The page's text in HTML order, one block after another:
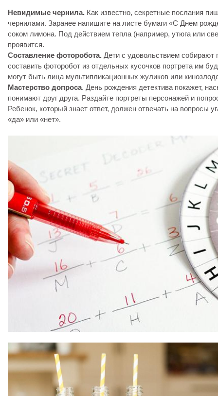
Невидимые чернила. Как известно, секретные послания
чернилами. Заранее напишите на листе бумаги «С Днем
соком лимона. Под действием тепла (например, утюга или
проявится.
Составление фоторобота. Дети с удовольствием собирают
составить фоторобот из отдельных кусочков портрета им
могут быть лица мультипликационных жуликов или
Мастерство допроса. День рождения детектива покажет,
понимают друг друга. Раздайте портреты персонажей и
Ребенок, который знает ответ, должен отвечать на вопросы
«да» или «нет».